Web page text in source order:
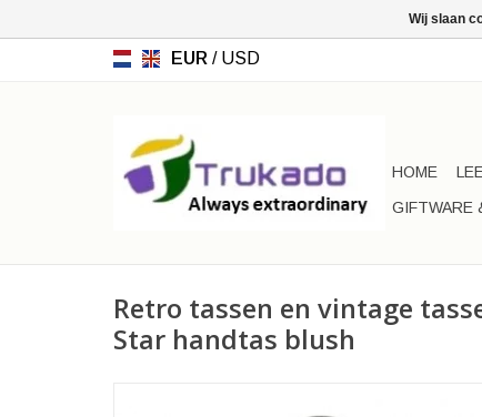
EUR / USD
HOME
GIFTWARE
Retro tassen en vintage
Star handtas blush
Wij slaan